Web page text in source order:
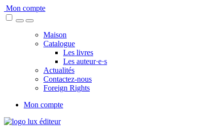
Skip
to
Mon compte
Maison
Catalogue
Les livres
Les auteur·e·s
Actualités
Contactez-nous
Foreign Rights
Mon compte